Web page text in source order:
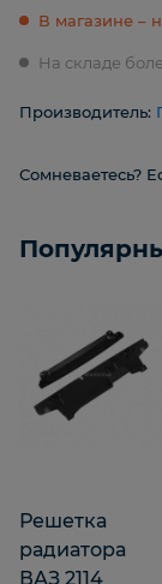
В магазине –
На складе
Производитель:
Сомневаетесь?
Решетка
радиатора
ВАЗ 2114